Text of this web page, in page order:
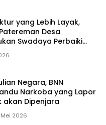
yang Lebih Layak,
Desa
Swadaya Perbaiki
Negara, BNN
Narkoba yang Lapor
akan Dipenjara
Mei 2026